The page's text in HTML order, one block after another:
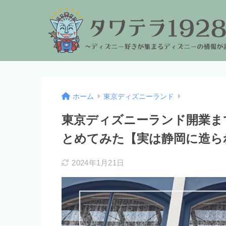
ホーム 東京ディズニーランド
東京ディズニーランド開業
とめてみた【実は静岡に造
2024年1月21日